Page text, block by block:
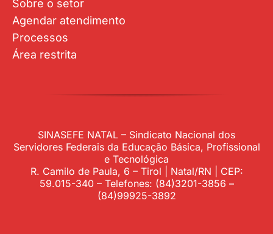
Sobre o setor
Agendar atendimento
Processos
Área restrita
SINASEFE NATAL – Sindicato Nacional dos
Servidores Federais da Educação Básica, Profissional
e Tecnológica
R. Camilo de Paula, 6 – Tirol | Natal/RN | CEP:
59.015-340 – Telefones: (84)3201-3856 –
(84)99925-3892